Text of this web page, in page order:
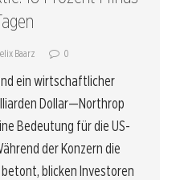
Baarz 0
ein wirtschaftlicher
Dollar—Northrop
Bedeutung für die US-
der Konzern die
blicken Investoren